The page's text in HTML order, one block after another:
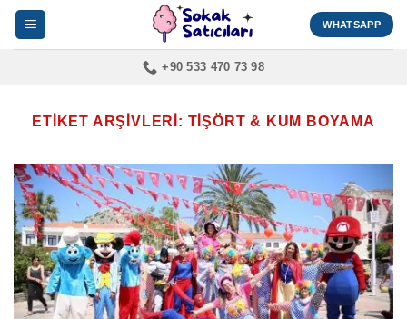
İçeriğe
atla
WHATSAPP
+90 533 470 73 98
ETIKET ARŞIVLERI: TIŞÖRT & KUM BOYAMA